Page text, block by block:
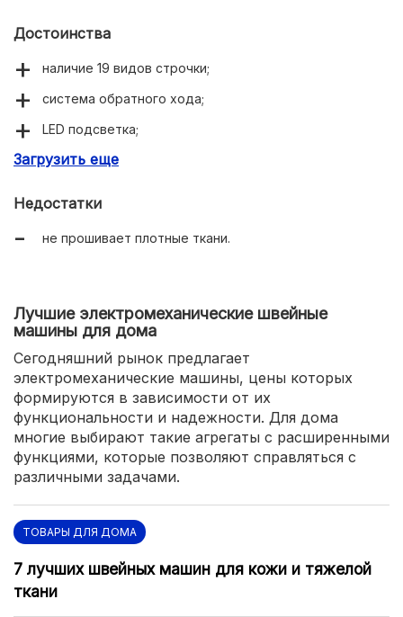
Достоинства
наличие 19 видов строчки;
система обратного хода;
LED подсветка;
регулятор натяжения верхней нити;
Загрузить еще
Недостатки
не прошивает плотные ткани.
Лучшие электромеханические швейные
машины для дома
Сегодняшний рынок предлагает
электромеханические машины, цены которых
формируются в зависимости от их
функциональности и надежности. Для дома
многие выбирают такие агрегаты с расширенными
функциями, которые позволяют справляться с
различными задачами.
ТОВАРЫ ДЛЯ ДОМА
7 лучших швейных машин для кожи и тяжелой
ткани